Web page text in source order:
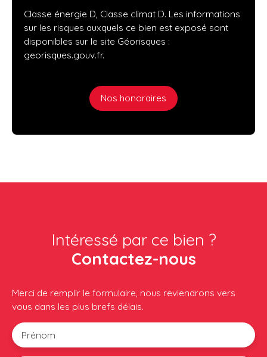
Classe énergie D, Classe climat D. Les informations
sur les risques auxquels ce bien est exposé sont
disponibles sur le site Géorisques :
georisques.gouv.fr.
Nos honoraires
Intéressé par ce bien ?
Contactez-nous
Merci de remplir le formulaire, nous reviendrons vers
vous dans les plus brefs délais.
Prénom